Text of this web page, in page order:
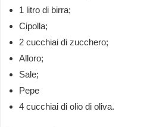
1 litro di birra;
Cipolla;
2 cucchiai di zucchero;
Alloro;
Sale;
Pepe
4 cucchiai di olio di oliva.